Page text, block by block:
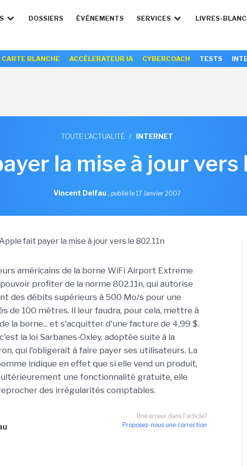
DOSSIERS ÉVÉNEMENTS SERVICES LIVRES-
CARTE BLANCHE ACCÉLERATEUR IA CYBERCOACH TESTS
TOUTE L'ACTUALITÉ / INTERNET
la mise à jour vers
Vincent Delfau , publié le 17 Janvier 2007
américains de la borne WiFi Airport Extreme
profiter de la norme 802.11n, qui autorise
des débits supérieurs à 500 Mo/s pour une
de 100 mètres. Il leur faudra, pour cela, mettre à
la borne... et s'acquitter d'une facture de 4,99 $.
la loi Sarbanes-Oxley, adoptée suite à la
qui l'obligerait à faire payer ses utilisateurs. La
indique en effet que si elle vend un produit,
une fonctionnalité gratuite, elle
des irrégularités comptables.
Une erreur dans l'article?
Proposez-nous une correction